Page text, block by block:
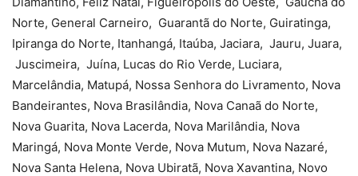
Norte, General Carneiro, Guarantã do Norte, Guiratinga,
Ipiranga do Norte, Itanhangá, Itaúba, Jaciara, Jauru, Juara,
Juscimeira, Juína, Lucas do Rio Verde, Luciara,
Marcelândia, Matupá, Nossa Senhora do Livramento, Nova
Bandeirantes, Nova Brasilândia, Nova Canaã do Norte,
Nova Guarita, Nova Lacerda, Nova Marilândia, Nova
Maringá, Nova Monte Verde, Nova Mutum, Nova Nazaré,
Nova Santa Helena, Nova Ubiratã, Nova Xavantina, Novo